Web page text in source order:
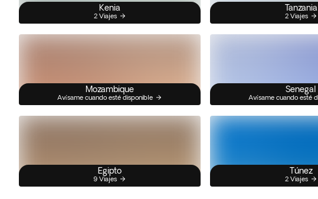
Kenia
2 Viajes
Tanzania
2 Viajes
Mozambique
Avísame cuando esté disponible
Senegal
Avísame cuando esté
Egipto
9 Viajes
Túnez
2 Viajes